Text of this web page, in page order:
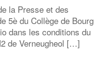
la Presse et des
5è du Collège de Bourg
dans les conditions du
de Verneugheol […]